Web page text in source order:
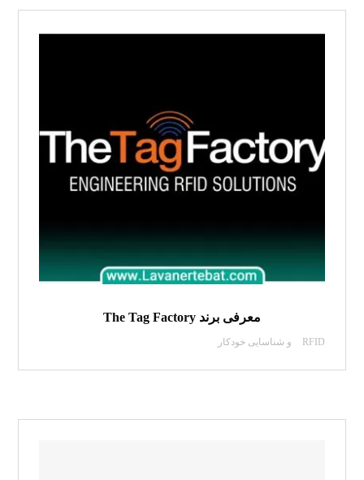
معرفی برند The Tag Factory
RFID و شناسایی خودکار